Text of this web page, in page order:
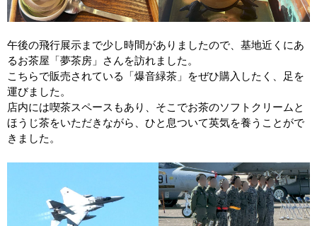
午後の飛行展示まで少し時間がありましたので、基地近くにあ
るお茶屋「夢茶房」さんを訪れました。
こちらで販売されている「爆音緑茶」をぜひ購入したく、足を
運びました。
店内には喫茶スペースもあり、そこでお茶のソフトクリームと
ほうじ茶をいただきながら、ひと息ついて英気を養うことがで
きました。